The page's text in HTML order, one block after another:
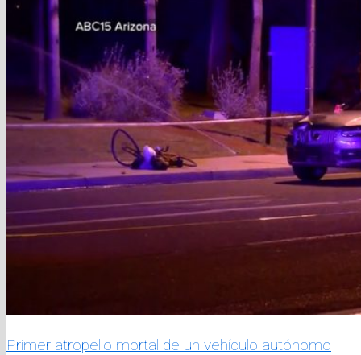
Primer atropello mortal de un vehículo autónomo